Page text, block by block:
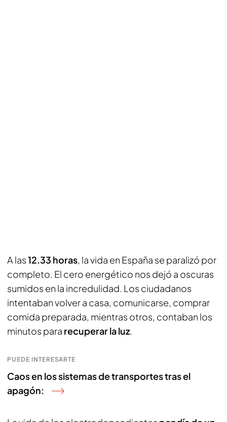
A las12.33 horas, la vida en España se paralizó por
completo. El cero energético nos dejó a oscuras
sumidos en la incredulidad. Los ciudadanos
intentaban volver a casa, comunicarse, comprar
comida preparada, mientras otros, contaban los
minutos para recuperar la luz.
PUEDE INTERESARTE
Caos en los sistemas de transportes tras el
apagón: